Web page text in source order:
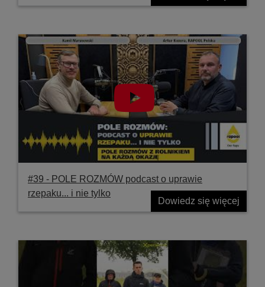
#39 ‐ POLE ROZMÓW podcast o uprawie
rzepaku... i nie tylko
Dowiedz się więcej